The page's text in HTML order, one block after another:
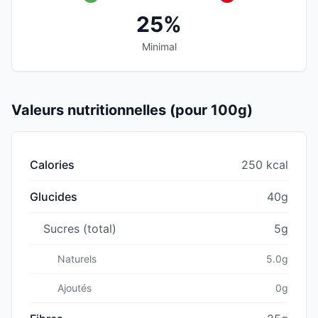
25%
Minimal
Valeurs nutritionnelles (pour 100g)
Calories 250 kcal
Glucides 40g
Sucres (total) 5g
Naturels 5.0g
Ajoutés 0g